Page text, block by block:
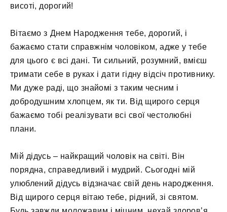
висоті, дорогий!
Вітаємо з Днем Народження тебе, дорогий, і
бажаємо стати справжнім чоловіком, адже у тебе
для цього є всі дані. Ти сильний, розумний, вмієш
тримати себе в руках і дати гідну відсіч противнику.
Ми дуже раді, що знайомі з таким чесним і
добродушним хлопцем, як ти. Від щирого серця
бажаємо тобі реалізувати всі свої честолюбні
плани.
Мій дідусь – найкращий чоловік на світі. Він
порядна, справедливий і мудрий. Сьогодні мій
улюблений дідусь відзначає свій день народження.
Від щирого серця вітаю тебе, рідний, зі святом.